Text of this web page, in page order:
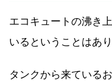
エコキュートの沸き
いるということはあり
タンクから来ている